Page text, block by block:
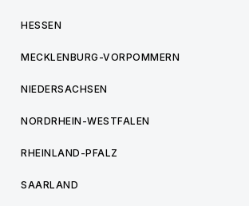
HESSEN
MECKLENBURG-VORPOMMERN
NIEDERSACHSEN
NORDRHEIN-WESTFALEN
RHEINLAND-PFALZ
SAARLAND